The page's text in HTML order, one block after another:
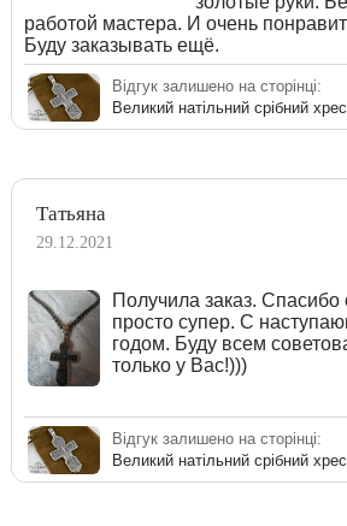
работой мастера. И очень
Буду заказывать ещё.
Відгук залишено на сторінці:
Великий натільний срібний
Татьяна
29.12.2021
Получила заказ.
просто супер. С
годом. Буду всем
только у Вас!)))
Відгук залишено на сторінці:
Великий натільний срібний